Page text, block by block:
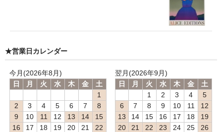
★営業日カレンダー
今月(2026年8月)
日
月 火 水 木 金
土
1
2
3 4 5 6 7
8
9
10 11 12 13 14
15
16
17 18 19 20 21
22
翌月(2026年9月)
日
月 火 水 木 金
土
1
2 3 4
5
6
7 8 9 10 11
12
13
14 15 16 17 18
19
20
21 22 23 24 25
26